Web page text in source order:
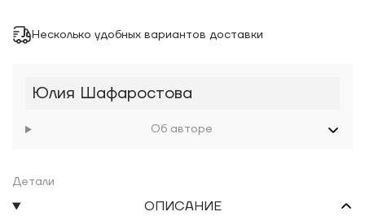
Несколько удобных вариантов доставки
Юлия Шафаростова
Об авторе
Детали
ОПИСАНИЕ